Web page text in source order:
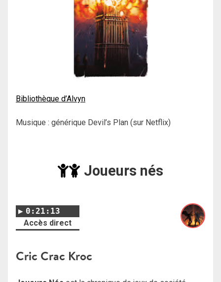
Bibliothèque d’Alvyn
Musique : générique Devil’s Plan (sur Netflix)
Joueurs nés
0:21:13
Accès direct
Cric Crac Kroc